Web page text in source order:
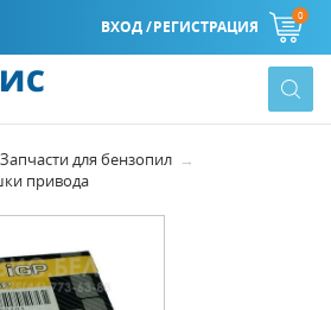
ВХОД /РЕГИСТРАЦИЯ
0
Запчасти для бензопил
привода